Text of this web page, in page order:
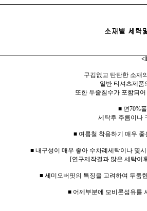
구김없고 탄탄한 소재
일반 티셔츠제품
또한 두줄침수가 포함되
■ 면70%
세탁후 주름이나
■ 여름철 착용하기 매우
■ 내구성이 매우 좋아 수차례세탁이나 몇
[연구제작결과 많은 세탁이
■ 세미오버핏의 특징을 고려하여 두툼
■ 어께부분에 모비론섬유를